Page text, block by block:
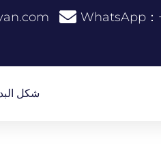
WhatsApp：
شكل